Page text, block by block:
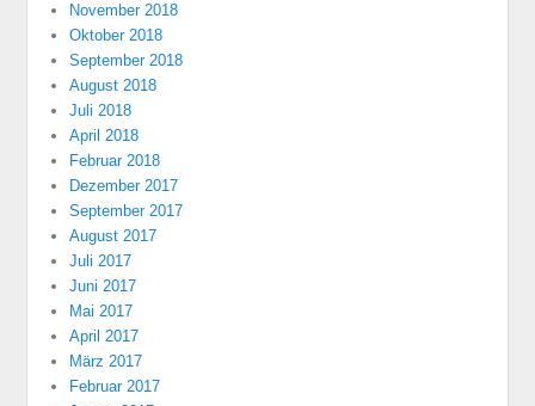
November 2018
Oktober 2018
September 2018
August 2018
Juli 2018
April 2018
Februar 2018
Dezember 2017
September 2017
August 2017
Juli 2017
Juni 2017
Mai 2017
April 2017
März 2017
Februar 2017